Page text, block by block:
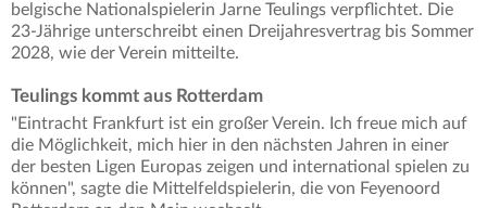
belgische Nationalspielerin Jarne Teulings verpflichtet. Die
23-Jährige unterschreibt einen Dreijahresvertrag bis Sommer
2028, wie der Verein mitteilte.
Teulings kommt aus Rotterdam
"Eintracht Frankfurt ist ein großer Verein. Ich freue mich auf
die Möglichkeit, mich hier in den nächsten Jahren in einer
der besten Ligen Europas zeigen und international spielen zu
können", sagte die Mittelfeldspielerin, die von Feyenoord